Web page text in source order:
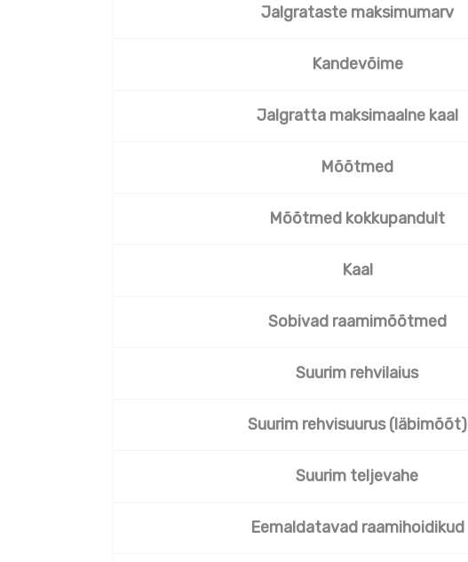
Jalgrataste maksimumarv
Kandevõime
Jalgratta maksimaalne kaal
Mõõtmed
Mõõtmed kokkupandult
Kaal
Sobivad raamimõõtmed
Suurim rehvilaius
Suurim rehvisuurus (läbimõõt)
Suurim teljevahe
Eemaldatavad raamihoidikud